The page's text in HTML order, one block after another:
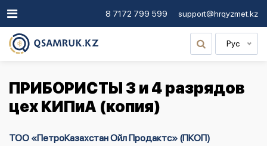
8 7172 799 599 support@hrqyzmet.kz
Рус
ПРИБОРИСТЫ 3 и 4 разрядов
цех КИПиА (копия)
ТОО «ПетроКазахстан Ойл Продактс» (ПКОП)